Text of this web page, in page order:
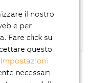
il nostro
e per
Fare click su
questo
impostazioni
necessari